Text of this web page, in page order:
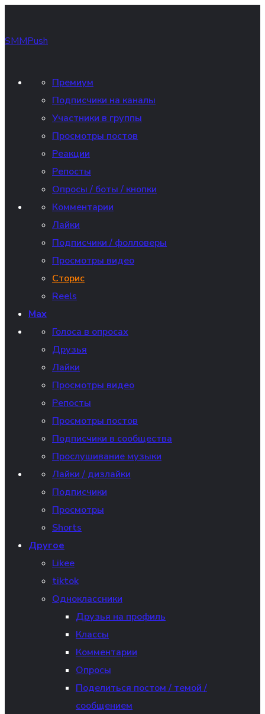
SMMPush
Премиум
Подписчики на каналы
Участники в группы
Просмотры постов
Реакции
Репосты
Опросы / боты / кнопки
Комментарии
Лайки
Подписчики / фолловеры
Просмотры видео
Сторис
Reels
Max
Голоса в опросах
Друзья
Лайки
Просмотры видео
Репосты
Просмотры постов
Подписчики в сообщества
Прослушивание музыки
Лайки / дизлайки
Подписчики
Просмотры
Shorts
Другое
Likee
tiktok
Одноклассники
Друзья на профиль
Классы
Комментарии
Опросы
Поделиться постом / темой /
сообщением